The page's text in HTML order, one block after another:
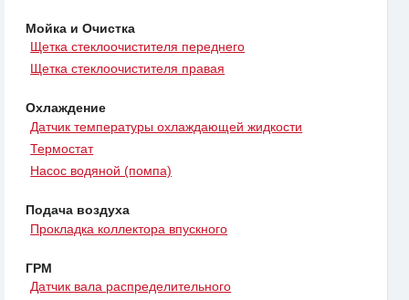
Мойка и Очистка
Щетка стеклоочистителя переднего
Щетка стеклоочистителя правая
Охлаждение
Датчик температуры охлаждающей жидкости
Термостат
Насос водяной (помпа)
Подача воздуха
Прокладка коллектора впускного
ГРМ
Датчик вала распределительного